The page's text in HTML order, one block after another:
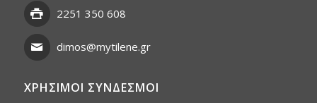
2251 350 608
dimos@mytilene.gr
ΧΡΗΣΙΜΟΙ ΣΥΝΔΕΣΜΟΙ